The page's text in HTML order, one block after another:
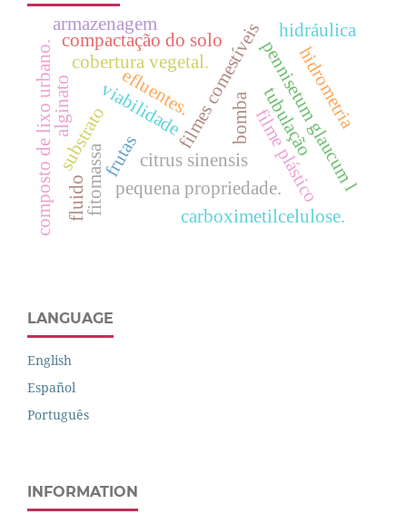
citrus sinensis
filmes comestíveis
filme plástico
viabilidade
frutas
pequena propriedade.pennisetum glaucum l
fitomassa
substrato
composto de lixo urbano. compactação do solo
cobertura vegetal.
alginato
carboximetilcelulose.
fluido
tubulação
hidráulica
hidrometria
efluentes. bomba
armazenagem
LANGUAGE
English
Español
Português
INFORMATION